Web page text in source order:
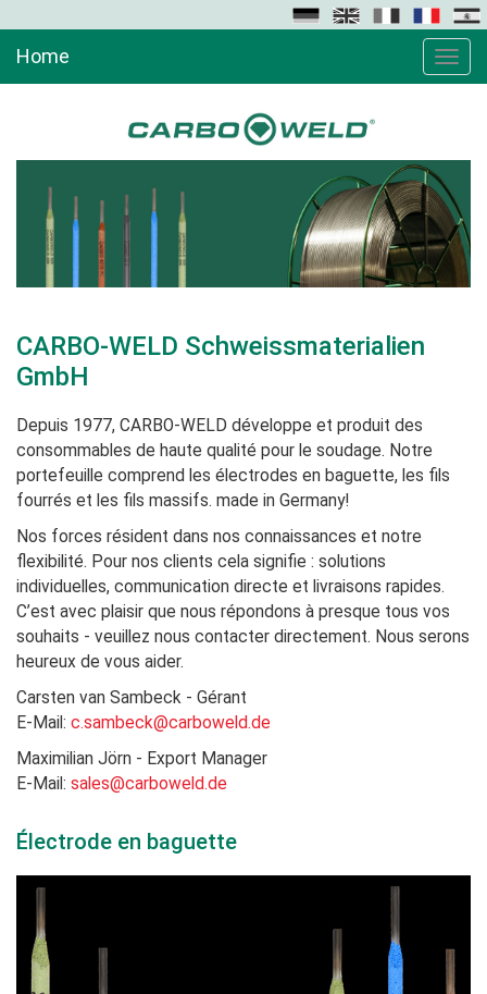
Toggle
Home
CARBO-WELD Schweissmaterialien
GmbH
Depuis 1977, CARBO-WELD développe et produit des
consommables de haute qualité pour le soudage. Notre
portefeuille comprend les électrodes en baguette, les fils
fourrés et les fils massifs. made in Germany!
Nos forces résident dans nos connaissances et notre
flexibilité. Pour nos clients cela signifie : solutions
individuelles, communication directe et livraisons rapides.
C’est avec plaisir que nous répondons à presque tous vos
souhaits - veuillez nous contacter directement. Nous serons
heureux de vous aider.
Carsten van Sambeck - Gérant
E-Mail: c.sambeck@carboweld.de
Maximilian Jörn - Export Manager
E-Mail: sales@carboweld.de
Électrode en baguette